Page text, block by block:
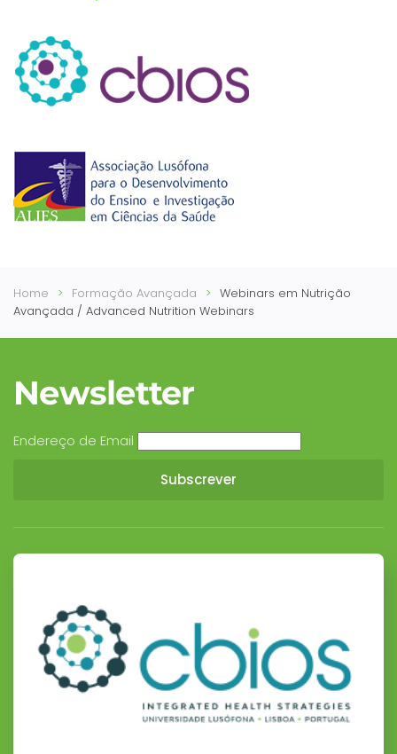
Home Formação Avançada
Webinars em Nutrição
Avançada / Advanced Nutrition Webinars
Newsletter
Endereço de Email